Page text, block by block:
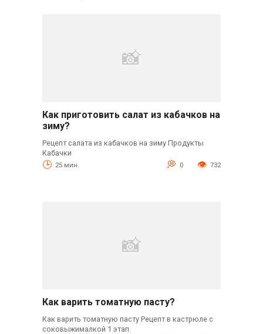
Как приготовить салат из кабачков на
зиму?
Рецепт салата из кабачков на зиму Продукты
Кабачки
25 мин. 0 732
Как варить томатную пасту?
Как варить томатную пасту Рецепт в кастрюле с
соковыжималкой 1 этап.